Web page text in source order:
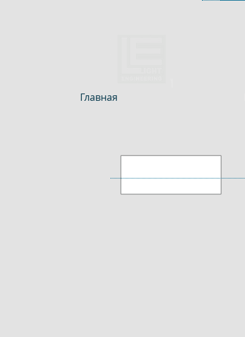
Главная